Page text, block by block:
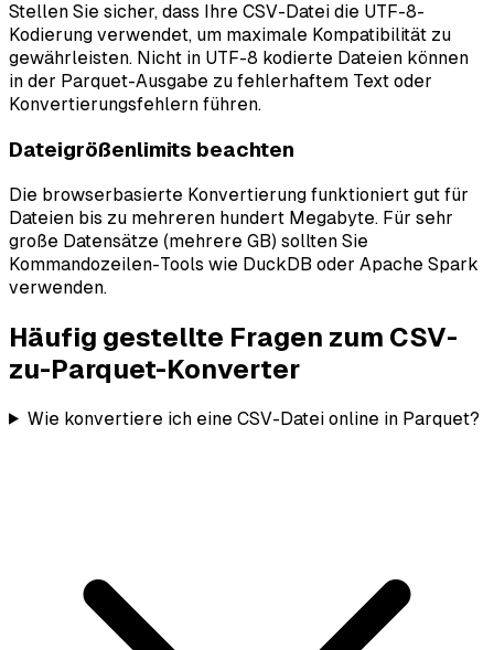
Stellen Sie sicher, dass Ihre CSV-Datei die UTF-8-
Kodierung verwendet, um maximale Kompatibilität zu
gewährleisten. Nicht in UTF-8 kodierte Dateien können
in der Parquet-Ausgabe zu fehlerhaftem Text oder
Konvertierungsfehlern führen.
Dateigrößenlimits beachten
Die browserbasierte Konvertierung funktioniert gut für
Dateien bis zu mehreren hundert Megabyte. Für sehr
große Datensätze (mehrere GB) sollten Sie
Kommandozeilen-Tools wie DuckDB oder Apache Spark
verwenden.
Häufig gestellte Fragen zum CSV-
zu-Parquet-Konverter
Wie konvertiere ich eine CSV-Datei online in Parquet?